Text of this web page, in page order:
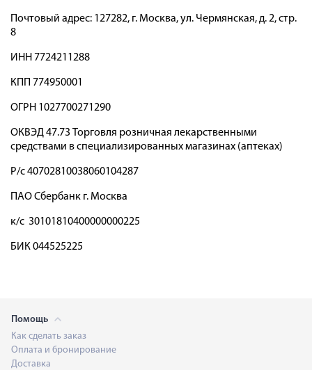
Почтовый адрес: 127282, г. Москва, ул. Чермянская, д. 2, стр.
8
ИНН 7724211288
КПП 774950001
ОГРН 1027700271290
ОКВЭД 47.73 Торговля розничная лекарственными
средствами в специализированных магазинах (аптеках)
Р/с 40702810038060104287
ПАО Сбербанк г. Москва
к/с 30101810400000000225
БИК 044525225
Помощь
Как сделать заказ
Оплата и бронирование
Доставка